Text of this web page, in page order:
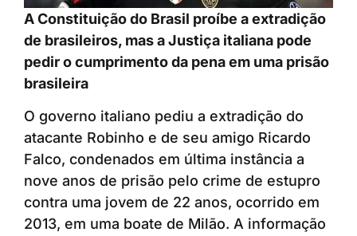
A Constituição do Brasil proíbe a extradição
de brasileiros, mas a Justiça italiana pode
pedir o cumprimento da pena em uma prisão
brasileira
O governo italiano pediu a extradição do
atacante Robinho e de seu amigo Ricardo
Falco, condenados em última instância a
nove anos de prisão pelo crime de estupro
contra uma jovem de 22 anos, ocorrido em
2013, em uma boate de Milão. A informação